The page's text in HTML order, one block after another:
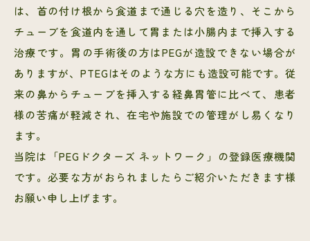
は、首の付け根から食道まで通じる穴を造り、そこから
チューブを食道内を通して胃または小腸内まで挿入する
治療です。胃の手術後の方はPEGが造設できない場合が
ありますが、PTEGはそのような方にも造設可能です。従
来の鼻からチューブを挿入する経鼻胃管に比べて、患者
様の苦痛が軽減され、在宅や施設での管理がし易くなり
ます。
当院は「PEGドクターズ ネットワーク」の登録医療機関
です。必要な方がおられましたらご紹介いただきます様
お願い申し上げます。